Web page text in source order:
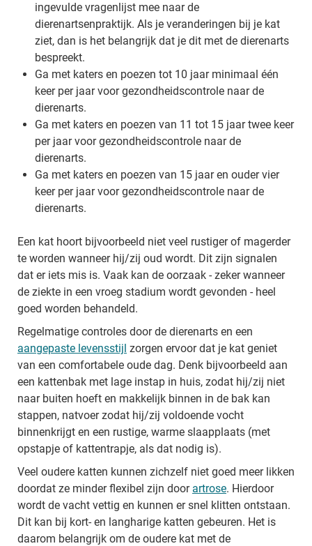
ingevulde vragenlijst mee naar de
dierenartsenpraktijk. Als je veranderingen bij je kat
ziet, dan is het belangrijk dat je dit met de dierenarts
bespreekt.
Ga met katers en poezen tot 10 jaar minimaal één
keer per jaar voor gezondheidscontrole naar de
dierenarts.
Ga met katers en poezen van 11 tot 15 jaar twee keer
per jaar voor gezondheidscontrole naar de
dierenarts.
Ga met katers en poezen van 15 jaar en ouder vier
keer per jaar voor gezondheidscontrole naar de
dierenarts.
Een kat hoort bijvoorbeeld niet veel rustiger of magerder
te worden wanneer hij/zij oud wordt. Dit zijn signalen
dat er iets mis is. Vaak kan de oorzaak - zeker wanneer
de ziekte in een vroeg stadium wordt gevonden - heel
goed worden behandeld.
Regelmatige controles door de dierenarts en een
aangepaste levensstijl zorgen ervoor dat je kat geniet
van een comfortabele oude dag. Denk bijvoorbeeld aan
een kattenbak met lage instap in huis, zodat hij/zij niet
naar buiten hoeft en makkelijk binnen in de bak kan
stappen, natvoer zodat hij/zij voldoende vocht
binnenkrijgt en een rustige, warme slaapplaats (met
opstapje of kattentrapje, als dat nodig is).
Veel oudere katten kunnen zichzelf niet goed meer likken
doordat ze minder flexibel zijn door artrose. Hierdoor
wordt de vacht vettig en kunnen er snel klitten ontstaan.
Dit kan bij kort- en langharige katten gebeuren. Het is
daarom belangrijk om de oudere kat met de